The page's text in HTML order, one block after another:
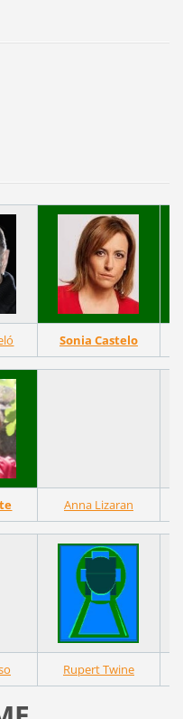
Sonia Castelo
Anna Lizaran
Rupert Twine